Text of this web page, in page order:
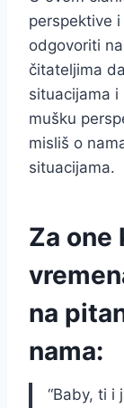
perspektive
odgovoriti
čitateljima
situacijama
mušku
misliš o
situacijama.
Za one
na
nama:
“Baby, ti i